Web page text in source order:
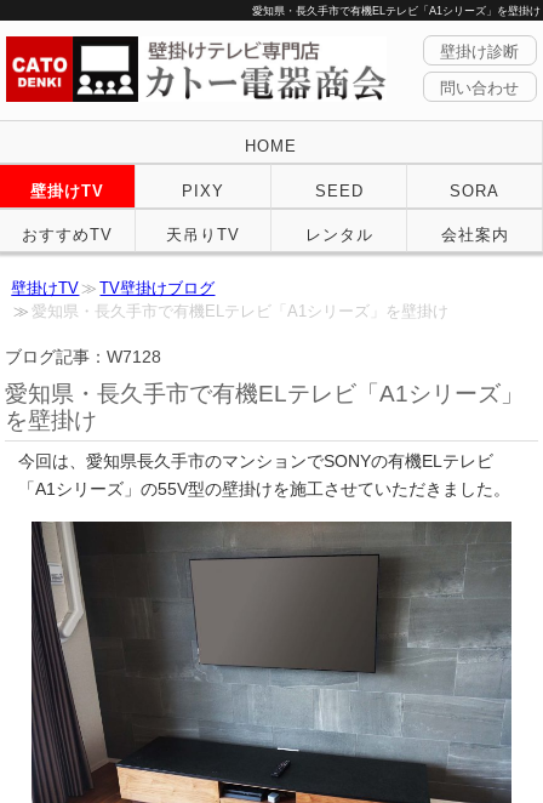
愛知県・長久手市で有機ELテレビ「A1シリーズ」を壁掛け
壁掛け診断
問い合わせ
HOME
壁掛けTV PIXY SEED SORA
おすすめTV 天吊りTV レンタル 会社案内
壁掛けTV
TV壁掛けブログ
愛知県・長久手市で有機ELテレビ「A1シリーズ」を壁掛け
ブログ記事：W7128
愛知県・長久手市で有機ELテレビ「A1シリーズ」
を壁掛け
今回は、愛知県長久手市のマンションでSONYの有機ELテレビ
「A1シリーズ」の55V型の壁掛けを施工させていただきました。